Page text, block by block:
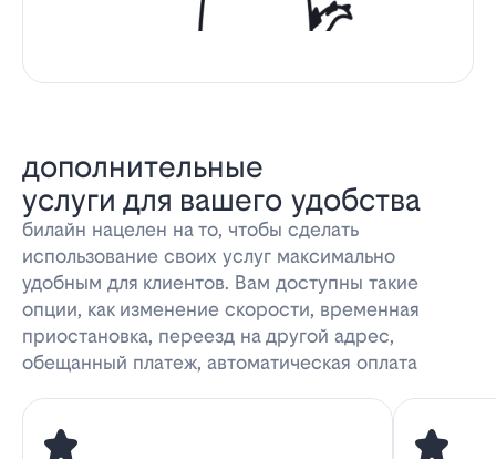
дополнительные
услуги для вашего удобства
билайн нацелен на то, чтобы сделать
использование своих услуг максимально
удобным для клиентов. Вам доступны такие
опции, как изменение скорости, временная
приостановка, переезд на другой адрес,
обещанный платеж, автоматическая оплата